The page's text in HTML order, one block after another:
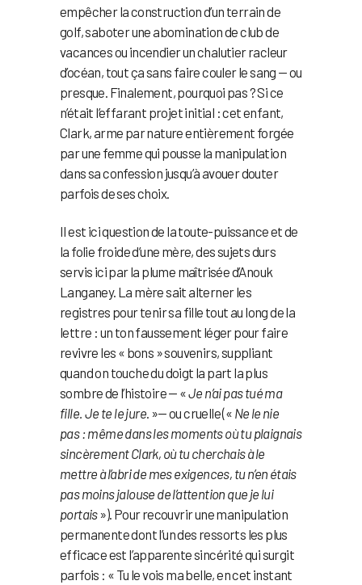
empêcher la construction d’un terrain de
golf, saboter une abomination de club de
vacances ou incendier un chalutier racleur
d’océan, tout ça sans faire couler le sang — ou
presque. Finalement, pourquoi pas ? Si ce
n’était l’effarant projet initial : cet enfant,
Clark, arme par nature entièrement forgée
par une femme qui pousse la manipulation
dans sa confession jusqu’à avouer douter
parfois de ses choix.
Il est ici question de la toute-puissance et de
la folie froide d’une mère, des sujets durs
servis ici par la plume maîtrisée d’Anouk
Langaney. La mère sait alterner les
registres pour tenir sa fille tout au long de la
lettre : un ton faussement léger pour faire
revivre les « bons » souvenirs, suppliant
quand on touche du doigt la part la plus
sombre de l’histoire — «Je n’ai pas tué ma
fille. Je te le jure . »— ou cruelle (« Ne le nie
pas : même dans les moments où tu plaignais
sincèrement Clark, où tu cherchais à le
mettre à l’abri de mes exigences, tu n’en étais
pas moins jalouse de l’attention que je lui
portais»). Pour recouvrir une manipulation
permanente dont l’un des ressorts les plus
efficace est l’apparente sincérité qui surgit
parfois : « Tu le vois ma belle, en cet instant